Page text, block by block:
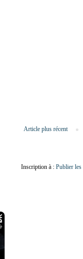
Article plus récent
Inscription à : Publier